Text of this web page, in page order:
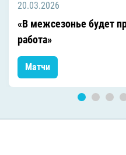
20.03.2026
«В межсезонье будет
работа»
Матчи